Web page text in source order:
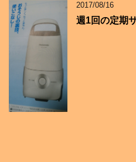
2017/08/16
週1回の定期